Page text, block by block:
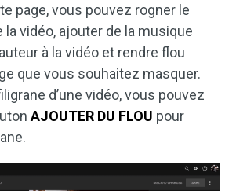
page, vous pouvez rogner le
la vidéo, ajouter de la musique
à la vidéo et rendre flou
que vous souhaitez masquer.
d’une vidéo, vous pouvez
AJOUTER DU FLOU pour